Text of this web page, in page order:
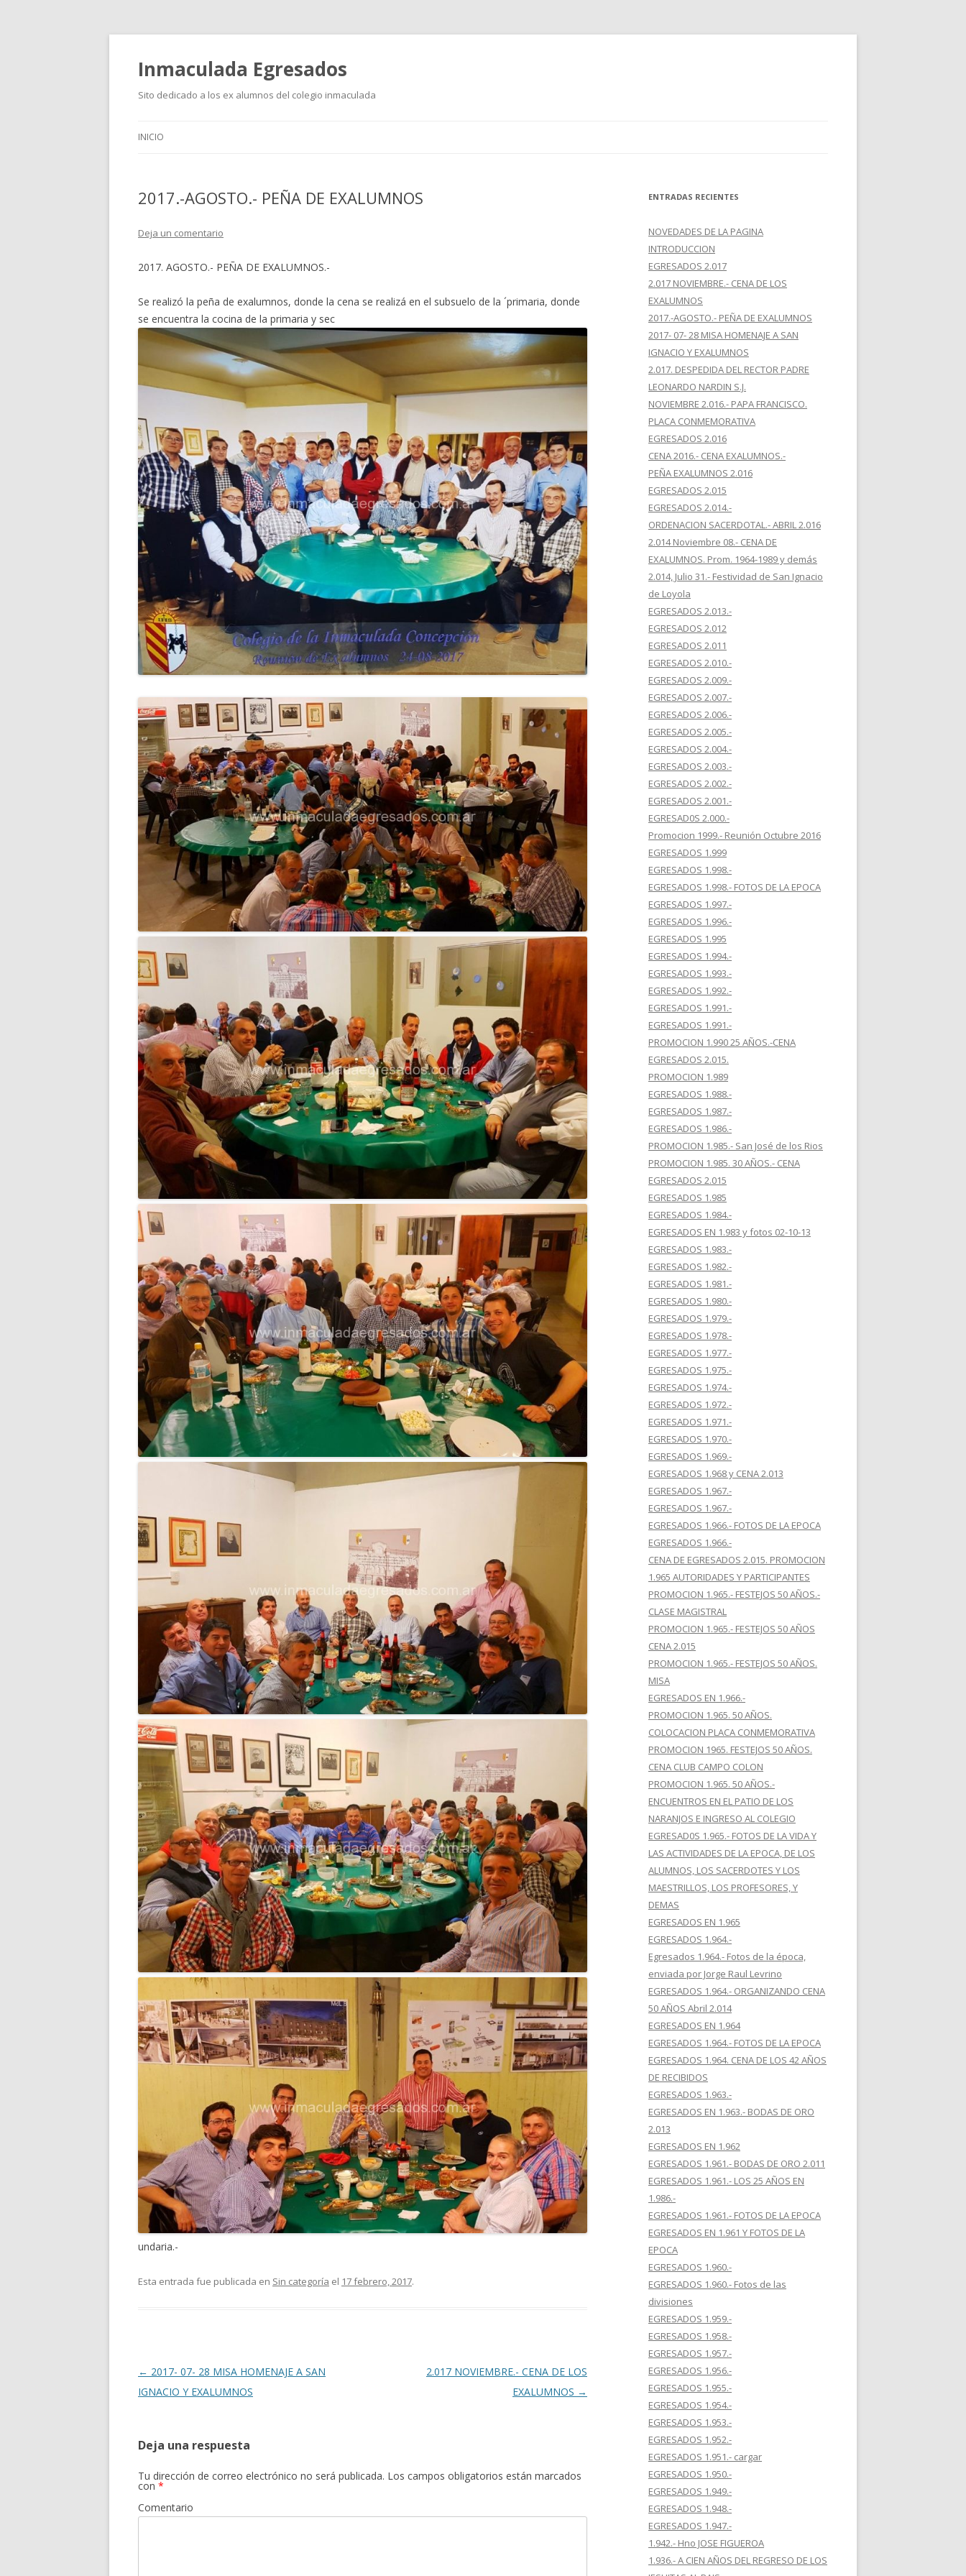
Inmaculada Egresados
Sito dedicado a los ex alumnos del colegio inmaculada
INICIO
2017.-AGOSTO.- PEÑA DE EXALUMNOS
Deja un comentario
2017. AGOSTO.- PEÑA DE EXALUMNOS.-
Se realizó la peña de exalumnos, donde la cena se realizá en el subsuelo de la ´primaria, donde
se encuentra la cocina de la primaria y sec
undaria.-
Esta entrada fue publicada en Sin categoría el 17 febrero, 2017.
Navegación
de
← 2017- 07- 28 MISA HOMENAJE A SAN
IGNACIO Y EXALUMNOS
2.017 NOVIEMBRE.- CENA DE LOS
EXALUMNOS →
Deja una respuesta
Tu dirección de correo electrónico no será publicada. Los campos obligatorios están marcados
con *
Comentario
ENTRADAS RECIENTES
NOVEDADES DE LA PAGINA
INTRODUCCION
EGRESADOS 2.017
2.017 NOVIEMBRE.- CENA DE LOS
EXALUMNOS
2017.-AGOSTO.- PEÑA DE EXALUMNOS
2017- 07- 28 MISA HOMENAJE A SAN
IGNACIO Y EXALUMNOS
2.017. DESPEDIDA DEL RECTOR PADRE
LEONARDO NARDIN S.J.
NOVIEMBRE 2.016.- PAPA FRANCISCO.
PLACA CONMEMORATIVA
EGRESADOS 2.016
CENA 2016.- CENA EXALUMNOS.-
PEÑA EXALUMNOS 2.016
EGRESADOS 2.015
EGRESADOS 2.014.-
ORDENACION SACERDOTAL.- ABRIL 2.016
2.014 Noviembre 08.- CENA DE
EXALUMNOS. Prom. 1964-1989 y demás
2.014, Julio 31.- Festividad de San Ignacio
de Loyola
EGRESADOS 2.013.-
EGRESADOS 2.012
EGRESADOS 2.011
EGRESADOS 2.010.-
EGRESADOS 2.009.-
EGRESADOS 2.007.-
EGRESADOS 2.006.-
EGRESADOS 2.005.-
EGRESADOS 2.004.-
EGRESADOS 2.003.-
EGRESADOS 2.002.-
EGRESADOS 2.001.-
EGRESAD0S 2.000.-
Promocion 1999.- Reunión Octubre 2016
EGRESADOS 1.999
EGRESADOS 1.998.-
EGRESADOS 1.998.- FOTOS DE LA EPOCA
EGRESADOS 1.997.-
EGRESADOS 1.996.-
EGRESADOS 1.995
EGRESADOS 1.994.-
EGRESADOS 1.993.-
EGRESADOS 1.992.-
EGRESADOS 1.991.-
EGRESADOS 1.991.-
PROMOCION 1.990 25 AÑOS.-CENA
EGRESADOS 2.015.
PROMOCION 1.989
EGRESADOS 1.988.-
EGRESADOS 1.987.-
EGRESADOS 1.986.-
PROMOCION 1.985.- San José de los Rios
PROMOCION 1.985. 30 AÑOS.- CENA
EGRESADOS 2.015
EGRESADOS 1.985
EGRESADOS 1.984.-
EGRESADOS EN 1.983 y fotos 02-10-13
EGRESADOS 1.983.-
EGRESADOS 1.982.-
EGRESADOS 1.981.-
EGRESADOS 1.980.-
EGRESADOS 1.979.-
EGRESADOS 1.978.-
EGRESADOS 1.977.-
EGRESADOS 1.975.-
EGRESADOS 1.974.-
EGRESADOS 1.972.-
EGRESADOS 1.971.-
EGRESADOS 1.970.-
EGRESADOS 1.969.-
EGRESADOS 1.968 y CENA 2.013
EGRESADOS 1.967.-
EGRESADOS 1.967.-
EGRESADOS 1.966.- FOTOS DE LA EPOCA
EGRESADOS 1.966.-
CENA DE EGRESADOS 2.015. PROMOCION
1.965 AUTORIDADES Y PARTICIPANTES
PROMOCION 1.965.- FESTEJOS 50 AÑOS.-
CLASE MAGISTRAL
PROMOCION 1.965.- FESTEJOS 50 AÑOS
CENA 2.015
PROMOCION 1.965.- FESTEJOS 50 AÑOS.
MISA
EGRESADOS EN 1.966.-
PROMOCION 1.965. 50 AÑOS.
COLOCACION PLACA CONMEMORATIVA
PROMOCION 1965. FESTEJOS 50 AÑOS.
CENA CLUB CAMPO COLON
PROMOCION 1.965. 50 AÑOS.-
ENCUENTROS EN EL PATIO DE LOS
NARANJOS E INGRESO AL COLEGIO
EGRESAD0S 1.965.- FOTOS DE LA VIDA Y
LAS ACTIVIDADES DE LA EPOCA, DE LOS
ALUMNOS, LOS SACERDOTES Y LOS
MAESTRILLOS, LOS PROFESORES, Y
DEMAS
EGRESADOS EN 1.965
EGRESADOS 1.964.-
Egresados 1.964.- Fotos de la época,
enviada por Jorge Raul Levrino
EGRESADOS 1.964.- ORGANIZANDO CENA
50 AÑOS Abril 2.014
EGRESADOS EN 1.964
EGRESADOS 1.964.- FOTOS DE LA EPOCA
EGRESADOS 1.964. CENA DE LOS 42 AÑOS
DE RECIBIDOS
EGRESADOS 1.963.-
EGRESADOS EN 1.963.- BODAS DE ORO
2.013
EGRESADOS EN 1.962
EGRESADOS 1.961.- BODAS DE ORO 2.011
EGRESADOS 1.961.- LOS 25 AÑOS EN
1.986.-
EGRESADOS 1.961.- FOTOS DE LA EPOCA
EGRESADOS EN 1.961 Y FOTOS DE LA
EPOCA
EGRESADOS 1.960.-
EGRESADOS 1.960.- Fotos de las
divisiones
EGRESADOS 1.959.-
EGRESADOS 1.958.-
EGRESADOS 1.957.-
EGRESADOS 1.956.-
EGRESADOS 1.955.-
EGRESADOS 1.954.-
EGRESADOS 1.953.-
EGRESADOS 1.952.-
EGRESADOS 1.951.- cargar
EGRESADOS 1.950.-
EGRESADOS 1.949.-
EGRESADOS 1.948.-
EGRESADOS 1.947.-
1.942.- Hno JOSE FIGUEROA
1.936.- A CIEN AÑOS DEL REGRESO DE LOS